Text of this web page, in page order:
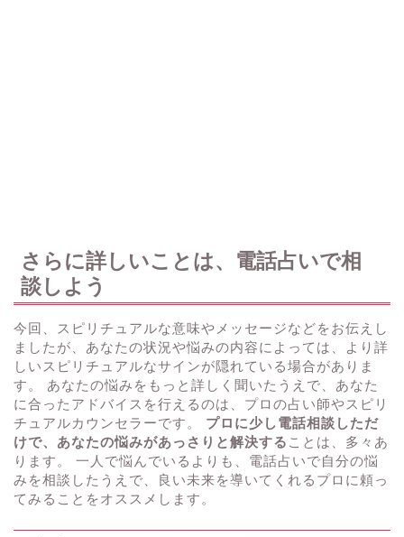
さらに詳しいことは、電話占いで相
談しよう
今回、スピリチュアルな意味やメッセージなどをお伝えし
ましたが、あなたの状況や悩みの内容によっては、より詳
しいスピリチュアルなサインが隠れている場合がありま
す。 あなたの悩みをもっと詳しく聞いたうえで、あなた
に合ったアドバイスを行えるのは、プロの占い師やスピリ
チュアルカウンセラーです。 プロに少し電話相談しただ
けで、あなたの悩みがあっさりと解決する ことは、多々あ
ります。 一人で悩んでいるよりも、電話占いで自分の悩
みを相談したうえで、良い未来を導いてくれるプロに頼っ
てみることをオススメします。